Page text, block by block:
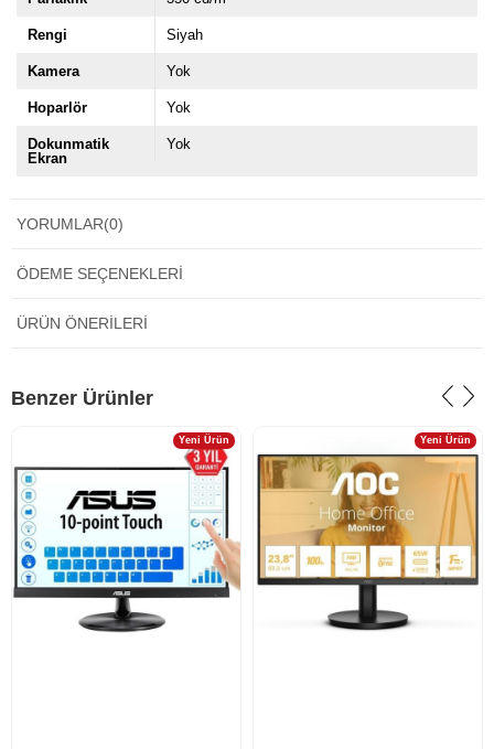
Rengi Siyah
Kamera Yok
Hoparlör Yok
Dokunmatik
Ekran
Yok
YORUMLAR(0)
ÖDEME SEÇENEKLERI
ÜRÜN ÖNERILERI
Benzer Ürünler
Yeni Ürün Yeni Ürün